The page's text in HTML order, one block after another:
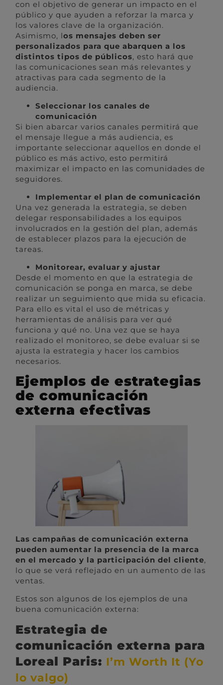
con el objetivo de generar un impacto en el
público y que ayuden a reforzar la marca y
los valores clave de la organización.
Asimismo, los mensajes deben ser
personalizados para que abarquen a los
distintos tipos de públicos, esto hará que
las comunicaciones sean más relevantes y
atractivas para cada segmento de la
audiencia.
Seleccionar los canales de
comunicación
Si bien abarcar varios canales permitirá que
el mensaje llegue a más audiencia, es
importante seleccionar aquellos en donde el
público es más activo, esto permitirá
maximizar el impacto en las comunidades de
seguidores.
Implementar el plan de comunicación
Una vez generada la estrategia, se deben
delegar responsabilidades a los equipos
involucrados en la gestión del plan, además
de establecer plazos para la ejecución de
tareas.
Monitorear, evaluar y ajustar
Desde el momento en que la estrategia de
comunicación se ponga en marca, se debe
realizar un seguimiento que mida su eficacia.
Para ello es vital el uso de métricas y
herramientas de análisis para ver qué
funciona y qué no. Una vez que se haya
realizado el monitoreo, se debe evaluar si se
ajusta la estrategia y hacer los cambios
necesarios.
Ejemplos de estrategias
de comunicación
externa efectivas
Las campañas de comunicación externa
pueden aumentar la presencia de la marca
en el mercado y la participación del cliente,
lo que se verá reflejado en un aumento de las
ventas.
Estos son algunos de los ejemplos de una
buena comunicación externa:
Estrategia de
comunicación externa para
Loreal Paris: I’m Worth It (Yo
lo valgo)